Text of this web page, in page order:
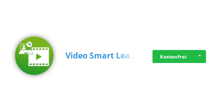
Video Smart Lea… Kostenfrei